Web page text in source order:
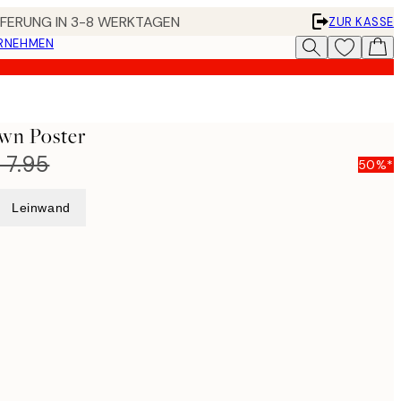
IN 3-8 WERKTAGEN
ZUR KASSE
Poster
7.95 50%*
Leinwand